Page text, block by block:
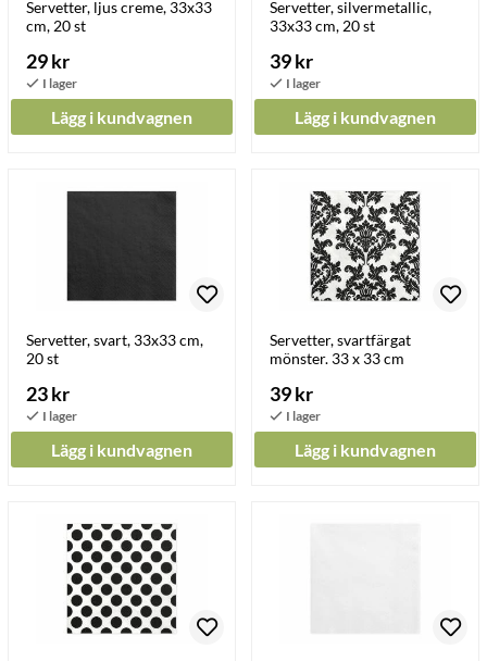
Servetter, ljus creme, 33x33
cm, 20 st
29 kr
Lägg i kundvagnen
Servetter, silvermetallic,
33x33 cm, 20 st
39 kr
Lägg i kundvagnen
Servetter, svart, 33x33 cm,
20 st
23 kr
Lägg i kundvagnen
Servetter, svartfärgat
mönster. 33 x 33 cm
39 kr
Lägg i kundvagnen